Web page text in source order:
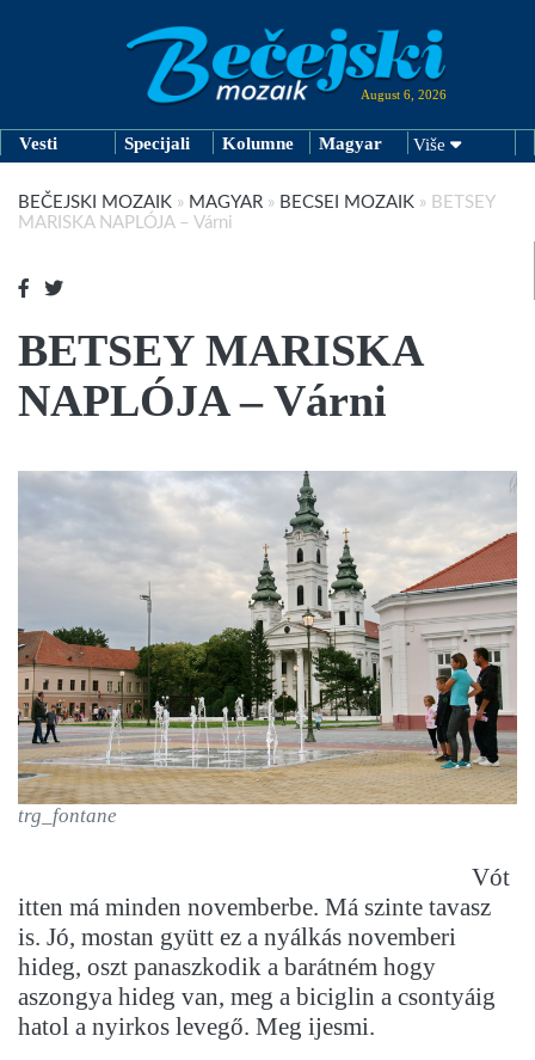
August 6, 2026
Vesti Specijali Kolumne Magyar Više
BEČEJSKI MOZAIK » MAGYAR » BECSEI MOZAIK » BETSEY
MARISKA NAPLÓJA – Várni
BETSEY MARISKA
NAPLÓJA – Várni
trg_fontane
Vót
itten má minden novemberbe. Má szinte tavasz
is. Jó, mostan gyütt ez a nyálkás novemberi
hideg, oszt panaszkodik a barátném hogy
aszongya hideg van, meg a biciglin a csontyáig
hatol a nyirkos levegő. Meg ijesmi.